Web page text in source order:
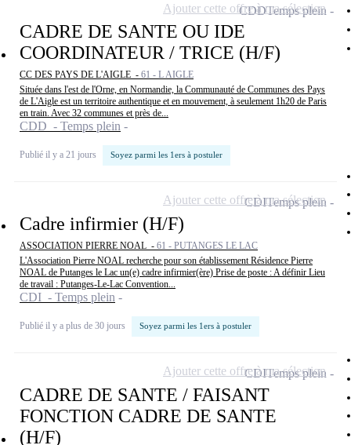
CADRE DE SANTE OU IDE
COORDINATEUR / TRICE (H/F)
CC DES PAYS DE L'AIGLE - 61 - L AIGLE
Située dans l'est de l'Orne, en Normandie, la Communauté de Communes des Pays
de L'Aigle est un territoire authentique et en mouvement, à seulement 1h20 de Paris
en train. Avec 32 communes et près de...
CDD - Temps plein
Publié il y a 21 jours Soyez parmi les 1ers à postuler
CDDTemps plein
Ajouter cette offre à ma sélection
Cadre infirmier (H/F)
ASSOCIATION PIERRE NOAL - 61 - PUTANGES LE LAC
L'Association Pierre NOAL recherche pour son établissement Résidence Pierre
NOAL de Putanges le Lac un(e) cadre infirmier(ère) Prise de poste : A définir Lieu
de travail : Putanges-Le-Lac Convention...
CDI - Temps plein
Publié il y a plus de 30 jours Soyez parmi les 1ers à postuler
CDITemps plein
Ajouter cette offre à ma sélection
CADRE DE SANTE / FAISANT
FONCTION CADRE DE SANTE
(H/F)
CDITemps plein
Ajouter cette offre à ma sélection